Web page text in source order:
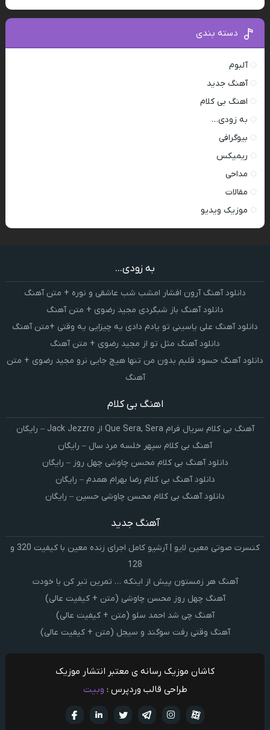
دسته بندی
آلبوم
آهنگ جدید
اهنگ بی کلام
به زودی…
بیوگرافی
ریمیکس
مداحی
مقالات
موزیک ویدیو
به زودی...
دانلود آهنگ آرون افشار امشب شب عاشقی و نوره + متن آهنگ
دانلود آهنگ باز شبگردی مجید رضوی + متن آهنگ
دانلود آهنگ علی یاسینی تو یادم دادی یه چیزایی یه وقتی +متن آهنگ
دانلود آهنگ مثل تو از مجید رضوی + متن آهنگ
دانلود آهنگ حسود قلبم بدون من تنها هیچ جایی نرو مجید رضوی + متن
آهنگ
اهنگ بی کلام
آهنگ بی کلام سریال فرام Que Sera, Sera از Jack Jezzro – رایگان
آهنگ بی کلام سپهر خلسه مرد سال – رایگان
دانلود آهنگ بی کلام محسن چاوشی چهل روز – رایگان
دانلود آهنگ بی کلام رضا بهرام همدم – رایگان
دانلود آهنگ بی کلام محسن چاوشی حسین – رایگان
آهنگ جدید
کنسرت صوتی معین لایو | آرشیو کامل اجرای زنده معین با کیفیت 320 و
128
آهنگ هر زمستون پیش از اینکه … تمرین تبر کن با خودت
آهنگ چهل روز محسن چاوشی (متن + کیفیت عالی)
آهنگ چی شد احمد سلو (متن + کیفیت عالی)
آهنگ وقتی رفت سوگند و سیجل (متن + کیفیت عالی)
کاشان موزیک رسانه ی معتبر انتشار موزیک
طراحی قالب وردپرس : وبیت
تويتر تلگرام
اینستاگرام آپارات